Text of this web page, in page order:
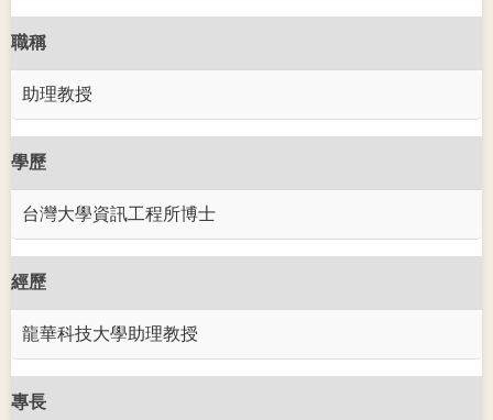
職稱
助理教授
學歷
台灣大學資訊工程所博士
經歷
龍華科技大學助理教授
專長